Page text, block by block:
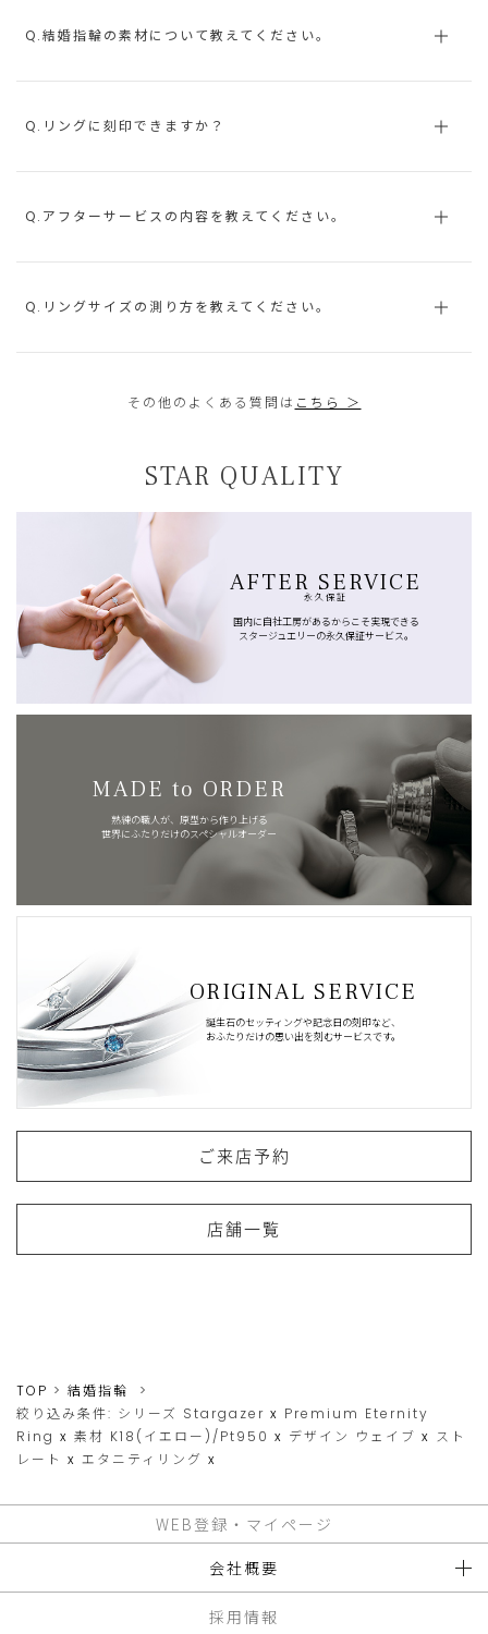
Q.結婚指輪の素材について教えてください。
Q.リングに刻印できますか？
Q.アフターサービスの内容を教えてください。
Q.リングサイズの測り方を教えてください。
その他のよくある質問は こちら ＞
STAR QUALITY
AFTER SERVICE
永久保証
国内に自社工房があるからこそ実現できる
スタージュエリーの永久保証サービス。
MADE to ORDER
熟練の職人が、原型から作り上げる
世界にふたりだけのスペシャルオーダー
ORIGINAL SERVICE
誕生石のセッティングや記念日の刻印など、
おふたりだけの思い出を刻むサービスです。
ご来店予約
店舗一覧
TOP
結婚指輪
絞り込み条件: シリーズ Stargazer x Premium Eternity
Ring x 素材 K18(イエロー)/Pt950 x デザイン ウェイブ x スト
レート x エタニティリング x
WEB登録・マイページ
会社概要
採用情報